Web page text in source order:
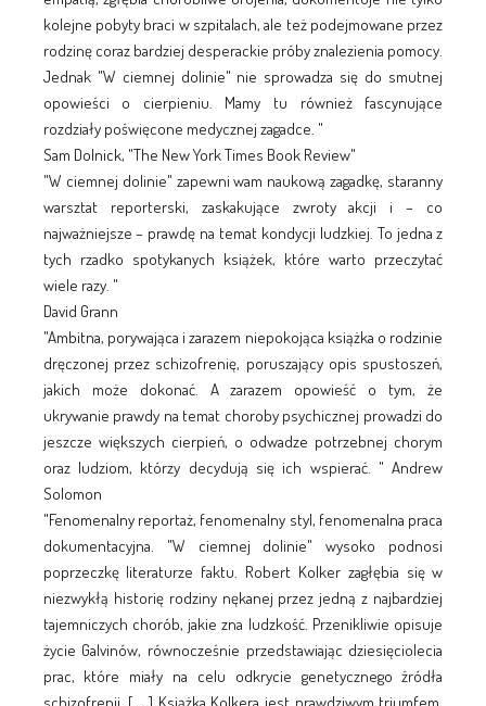
kolejne pobyty braci w szpitalach, ale też podejmowane przez
rodzinę coraz bardziej desperackie próby znalezienia pomocy.
Jednak "W ciemnej dolinie" nie sprowadza się do smutnej
opowieści o cierpieniu. Mamy tu również fascynujące
rozdziały poświęcone medycznej zagadce. "
Sam Dolnick, "The New York Times Book Review"
"W ciemnej dolinie" zapewni wam naukową zagadkę, staranny
warsztat reporterski, zaskakujące zwroty akcji i – co
najważniejsze – prawdę na temat kondycji ludzkiej. To jedna z
tych rzadko spotykanych książek, które warto przeczytać
wiele razy. "
David Grann
"Ambitna, porywająca i zarazem niepokojąca książka o rodzinie
dręczonej przez schizofrenię, poruszający opis spustoszeń,
jakich może dokonać. A zarazem opowieść o tym, że
ukrywanie prawdy na temat choroby psychicznej prowadzi do
jeszcze większych cierpień, o odwadze potrzebnej chorym
oraz ludziom, którzy decydują się ich wspierać. " Andrew
Solomon
"Fenomenalny reportaż, fenomenalny styl, fenomenalna praca
dokumentacyjna. "W ciemnej dolinie" wysoko podnosi
poprzeczkę literaturze faktu. Robert Kolker zagłębia się w
niezwykłą historię rodziny nękanej przez jedną z najbardziej
tajemniczych chorób, jakie zna ludzkość. Przenikliwie opisuje
życie Galvinów, równocześnie przedstawiając dziesięciolecia
prac, które miały na celu odkrycie genetycznego źródła
schizofrenii. [... ] Książka Kolkera jest prawdziwym triumfem,